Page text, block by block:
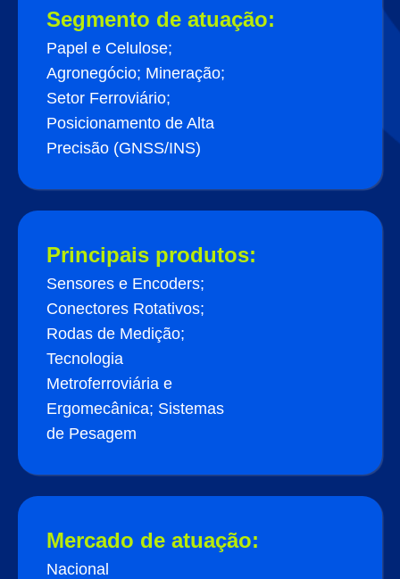
Segmento de atuação:
Papel e Celulose;
Agronegócio; Mineração;
Setor Ferroviário;
Posicionamento de Alta
Precisão (GNSS/INS)
Principais produtos:
Sensores e Encoders;
Conectores Rotativos;
Rodas de Medição;
Tecnologia
Metroferroviária e
Ergomecânica; Sistemas
de Pesagem
Mercado de atuação:
Nacional